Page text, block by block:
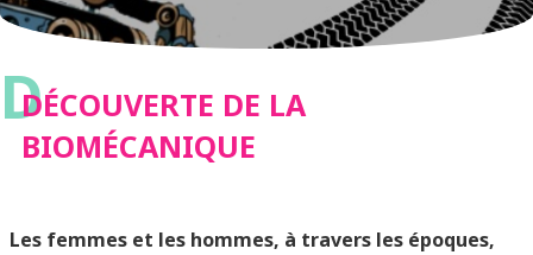
DDÉCOUVERTE DE LA
BIOMÉCANIQUE
Les femmes et les hommes, à travers les époques,